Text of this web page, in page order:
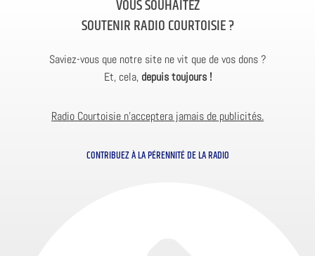
VOUS SOUHAITEZ
SOUTENIR RADIO COURTOISIE ?
Saviez-vous que notre site ne vit que de vos dons ?
Et, cela, depuis toujours !
Radio Courtoisie n’acceptera jamais de publicités.
CONTRIBUEZ À LA PÉRENNITÉ DE LA RADIO